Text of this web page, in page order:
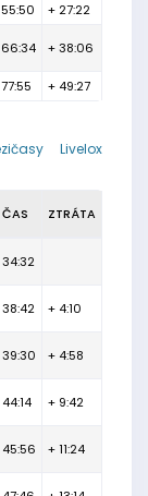
55:50 + 27:22
66:34 + 38:06
77:55 + 49:27
Livelox
ČAS ZTRÁTA
34:32
38:42 + 4:10
39:30 + 4:58
44:14 + 9:42
45:56 + 11:24